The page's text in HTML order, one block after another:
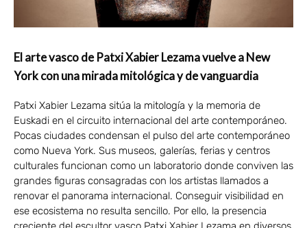
El arte vasco de Patxi Xabier Lezama vuelve a New
York con una mirada mitológica y de vanguardia
Patxi Xabier Lezama sitúa la mitología y la memoria de
Euskadi en el circuito internacional del arte contemporáneo.
Pocas ciudades condensan el pulso del arte contemporáneo
como Nueva York. Sus museos, galerías, ferias y centros
culturales funcionan como un laboratorio donde conviven las
grandes figuras consagradas con los artistas llamados a
renovar el panorama internacional. Conseguir visibilidad en
ese ecosistema no resulta sencillo. Por ello, la presencia